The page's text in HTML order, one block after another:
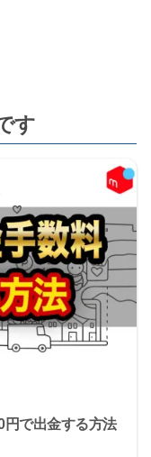
す
円で出金する方法